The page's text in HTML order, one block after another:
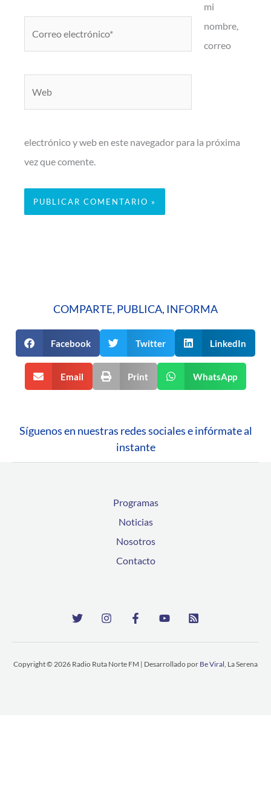
mi
nombre,
correo
electrónico y web en este navegador para la próxima
vez que comente.
COMPARTE, PUBLICA, INFORMA
Facebook Twitter LinkedIn
Email Print WhatsApp
Síguenos en nuestras redes sociales e infórmate al
instante
Programas
Noticias
Nosotros
Contacto
Copyright © 2026 Radio Ruta Norte FM | Desarrollado por Be Viral, La Serena